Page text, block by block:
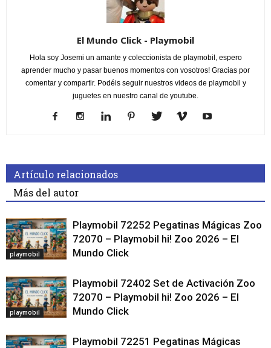
El Mundo Click - Playmobil
Hola soy Josemi un amante y coleccionista de playmobil, espero
aprender mucho y pasar buenos momentos con vosotros! Gracias por
comentar y compartir. Podéis seguir nuestros videos de playmobil y
juguetes en nuestro canal de youtube.
Artículo relacionados
Más del autor
playmobil
Playmobil 72252 Pegatinas Mágicas Zoo
72070 – Playmobil hi! Zoo 2026 – El
Mundo Click
playmobil
Playmobil 72402 Set de Activación Zoo
72070 – Playmobil hi! Zoo 2026 – El
Mundo Click
Playmobil 72251 Pegatinas Mágicas